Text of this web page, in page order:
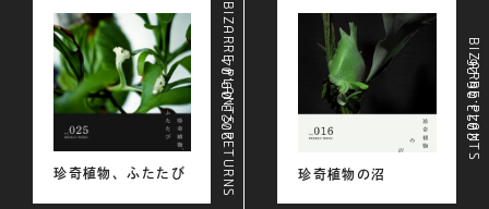
珍奇植物、ふたたび
2023.09.04
BIZARRE PLANTS RETURNS 珍奇植物の沼
2023.06.26
BIZARRE PLANTS